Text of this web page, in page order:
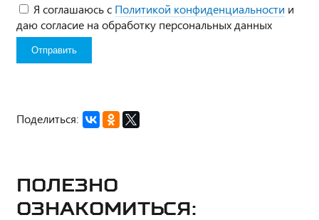
Я соглашаюсь с Политикой конфиденциальности и
даю согласие на обработку персональных данных
Поделиться:
Полезно
ознакомиться: